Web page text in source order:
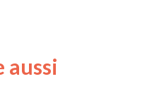
aussi